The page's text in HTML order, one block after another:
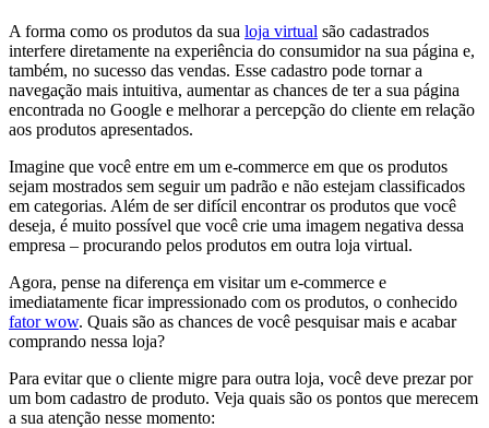
A forma como os produtos da sua loja virtual são cadastrados
interfere diretamente na experiência do consumidor na sua página e,
também, no sucesso das vendas. Esse cadastro pode tornar a
navegação mais intuitiva, aumentar as chances de ter a sua página
encontrada no Google e melhorar a percepção do cliente em relação
aos produtos apresentados.
Imagine que você entre em um e-commerce em que os produtos
sejam mostrados sem seguir um padrão e não estejam classificados
em categorias. Além de ser difícil encontrar os produtos que você
deseja, é muito possível que você crie uma imagem negativa dessa
empresa – procurando pelos produtos em outra loja virtual.
Agora, pense na diferença em visitar um e-commerce e
imediatamente ficar impressionado com os produtos, o conhecido
fator wow. Quais são as chances de você pesquisar mais e acabar
comprando nessa loja?
Para evitar que o cliente migre para outra loja, você deve prezar por
um bom cadastro de produto. Veja quais são os pontos que merecem
a sua atenção nesse momento: